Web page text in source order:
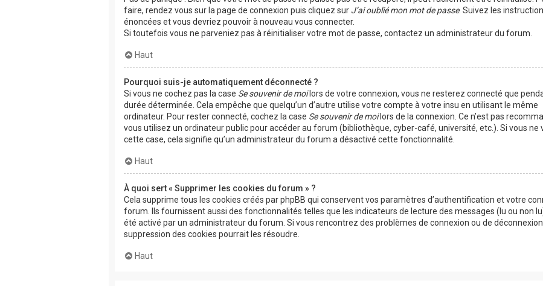
faire, rendez vous sur la page de connexion puis cliquez sur J’ai oublié mon mot de passe. Suivez les
énoncées et vous devriez pouvoir à nouveau vous connecter.
Si toutefois vous ne parveniez pas à réinitialiser votre mot de passe, contactez un administrateur du forum.
Haut
Pourquoi suis-je automatiquement déconnecté ?
Si vous ne cochez pas la case Se souvenir de moilors de votre connexion, vous ne resterez connecté que
durée déterminée. Cela empêche que quelqu’un d’autre utilise votre compte à votre insu en utilisant le même
ordinateur. Pour rester connecté, cochez la case Se souvenir de moilors de la connexion. Ce n’est pas
vous utilisez un ordinateur public pour accéder au forum (bibliothèque, cyber-café, université, etc.). Si vous ne
cette case, cela signifie qu’un administrateur du forum a désactivé cette fonctionnalité.
Haut
À quoi sert « Supprimer les cookies du forum » ?
Cela supprime tous les cookies créés par phpBB qui conservent vos paramètres d’authentification et votre
forum. Ils fournissent aussi des fonctionnalités telles que les indicateurs de lecture des messages (lu ou non
été activé par un administrateur du forum. Si vous rencontrez des problèmes de connexion ou de
suppression des cookies pourrait les résoudre.
Haut